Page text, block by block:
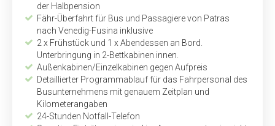
der Halbpension
Fähr-Überfahrt für Bus und Passagiere von Patras
nach Venedig-Fusina inklusive
2 x Frühstück und 1 x Abendessen an Bord.
Unterbringung in 2-Bettkabinen innen.
Außenkabinen/Einzelkabinen gegen Aufpreis
Detaillierter Programmablauf für das Fahrpersonal des
Busunternehmens mit genauem Zeitplan und
Kilometerangaben
24-Stunden Notfall-Telefon